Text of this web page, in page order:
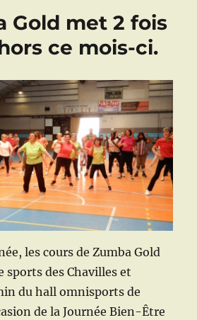
Gold met 2 fois
ce mois-ci.
les cours de Zumba Gold
des Chavilles et
du hall omnisports de
de la Journée Bien-Être